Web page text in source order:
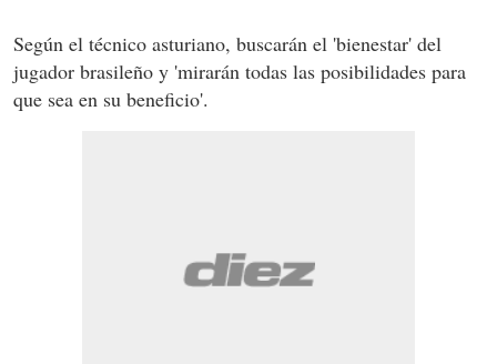
Según el técnico asturiano, buscarán el 'bienestar' del
jugador brasileño y 'mirarán todas las posibilidades para
que sea en su beneficio'.